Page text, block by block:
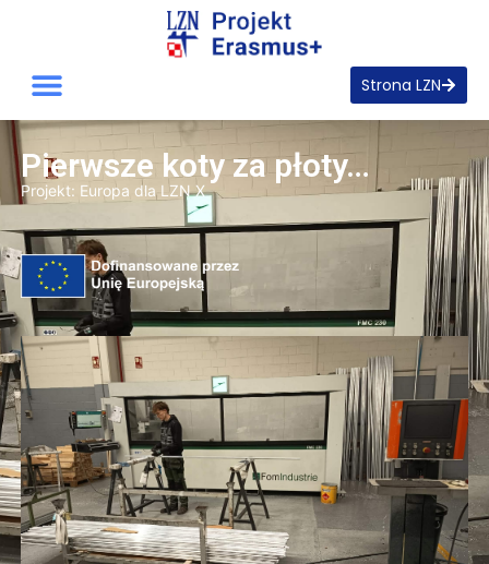
Strona LZN
Pierwsze koty za płoty…
Projekt: Europa dla LZN X